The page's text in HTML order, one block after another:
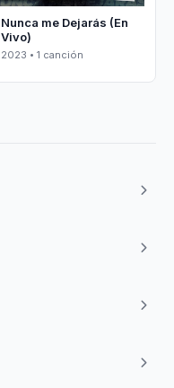
Nunca me Dejarás (En
Vivo)
2023 • 1 canción